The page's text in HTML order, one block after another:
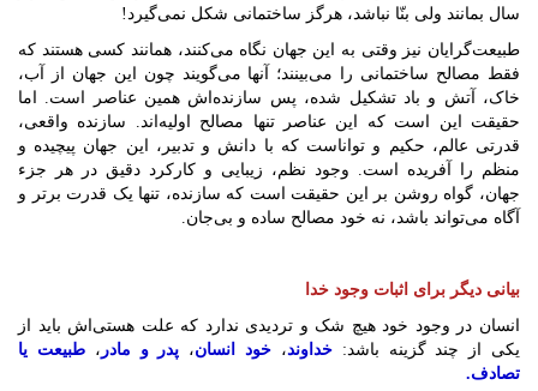
سال بمانند ولی بنّا نباشد، هرگز ساختمانی شکل نمی‌گیرد!
طبیعت‌گرایان نیز وقتی به این جهان نگاه می‌کنند، همانند کسی هستند که
فقط مصالح ساختمانی را می‌بینند؛ آنها می‌گویند چون این جهان از آب،
خاک، آتش و باد تشکیل شده، پس سازنده‌اش همین عناصر است. اما
حقیقت این است که این عناصر تنها مصالح اولیه‌اند. سازنده واقعی،
قدرتی عالم، حکیم و تواناست که با دانش و تدبیر، این جهان پیچیده و
منظم را آفریده است. وجود نظم، زیبایی و کارکرد دقیق در هر جزء
جهان، گواه روشن بر این حقیقت است که سازنده، تنها یک قدرت برتر و
آگاه می‌تواند باشد، نه خود مصالح ساده و بی‌جان.
بیانی دیگر برای اثبات وجود خدا
انسان در وجود خود هیچ شک و تردیدی ندارد که علت هستی‌اش باید از
یکی از چند گزینه باشد:خداوند، خود انسان، پدر و مادر ، طبیعت یا
تصادف.